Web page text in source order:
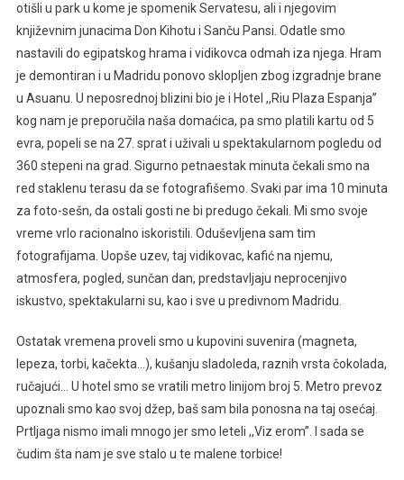
otišli u park u kome je spomenik Servatesu, ali i njegovim
književnim junacima Don Kihotu i Sanču Pansi. Odatle smo
nastavili do egipatskog hrama i vidikovca odmah iza njega. Hram
je demontiran i u Madridu ponovo sklopljen zbog izgradnje brane
u Asuanu. U neposrednoj blizini bio je i Hotel ,,Riu Plaza Espanja’’
kog nam je preporučila naša domaćica, pa smo platili kartu od 5
evra, popeli se na 27. sprat i uživali u spektakularnom pogledu od
360 stepeni na grad. Sigurno petnaestak minuta čekali smo na
red staklenu terasu da se fotografišemo. Svaki par ima 10 minuta
za foto-sešn, da ostali gosti ne bi predugo čekali. Mi smo svoje
vreme vrlo racionalno iskoristili. Oduševljena sam tim
fotografijama. Uopše uzev, taj vidikovac, kafić na njemu,
atmosfera, pogled, sunčan dan, predstavljaju neprocenjivo
iskustvo, spektakularni su, kao i sve u predivnom Madridu.
Ostatak vremena proveli smo u kupovini suvenira (magneta,
lepeza, torbi, kačekta…), kušanju sladoleda, raznih vrsta čokolada,
ručajući… U hotel smo se vratili metro linijom broj 5. Metro prevoz
upoznali smo kao svoj džep, baš sam bila ponosna na taj osećaj.
Prtljaga nismo imali mnogo jer smo leteli ,,Viz erom’’. I sada se
čudim šta nam je sve stalo u te malene torbice!